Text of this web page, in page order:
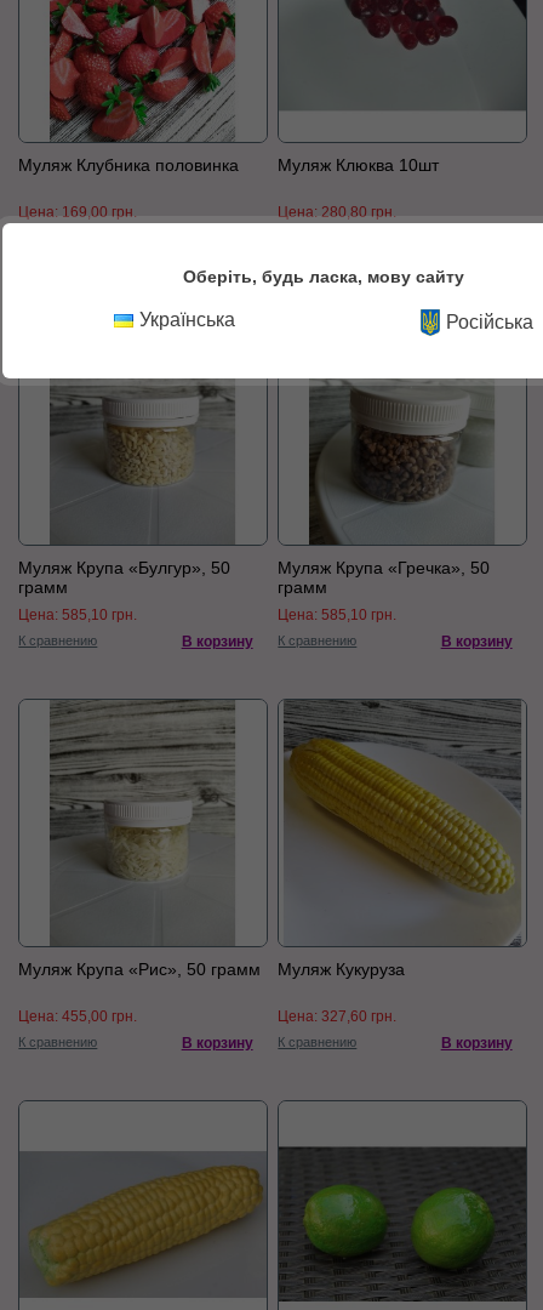
Муляж Клубника половинка
Цена: 169,00 грн.
Муляж Клюква 10шт
Цена: 280,80 грн.
Муляж Крупа «Булгур», 50
грамм
Цена:585,10 грн.
К сравнению В корзину
Муляж Крупа «Гречка», 50
грамм
Цена:585,10 грн.
К сравнению В корзину
Муляж Крупа «Рис», 50 грамм
Цена:455,00 грн.
К сравнению В корзину
Муляж Кукуруза
Цена:327,60 грн.
К сравнению В корзину
Оберіть, будь ласка, мову сайту
Українська Російська